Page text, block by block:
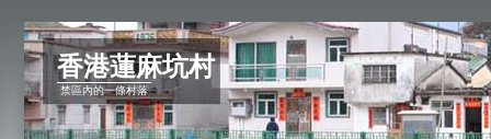
香港蓮麻坑村
禁區內的一條村落